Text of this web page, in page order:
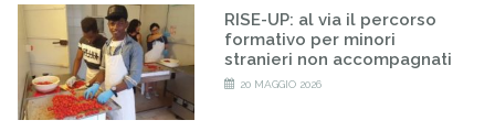
RISE-UP: al via il percorso
formativo per minori
stranieri non accompagnati
20 MAGGIO 2026